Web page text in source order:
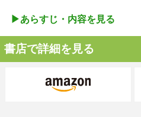
▶︎あらすじ・内容を見る
書店で詳細を見る